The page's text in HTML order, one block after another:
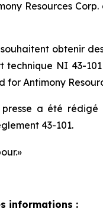
Resources
obtenir
technique NI 43-101
for Antimony
presse a été
43-101.
informations :